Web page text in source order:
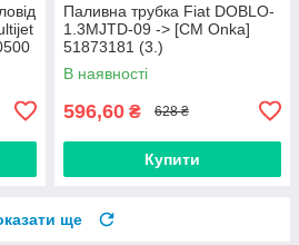
Паливна трубка Fiat DOBLO-
1.3MJTD-09 -> [CM Onka]
51873181 (3.)
В наявності
596,60 ₴ 628 ₴
Купити
ще